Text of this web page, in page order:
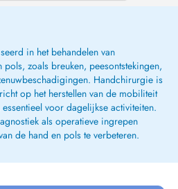
réalisé li...
in het behandelen van
zoals breuken, peesontstekingen,
Handchirurgie is
op het herstellen van de mobiliteit
voor dagelijkse activiteiten.
als operatieve ingrepen
de hand en pols te verbeteren.